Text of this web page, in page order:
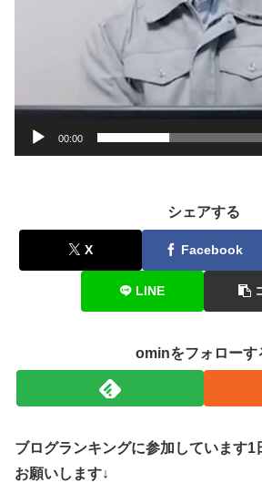
00:00
シェアする
X Facebook
LINE
ominをフォローす
ブログランキングに参加しています1
お願いします↓